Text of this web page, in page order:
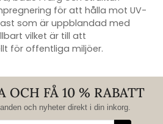
för att hålla mot UV-
som är uppblandad med
vilket är till att
för offentliga miljöer.
OCH FÅ 10 % RABATT
och nyheter direkt i din inkorg.